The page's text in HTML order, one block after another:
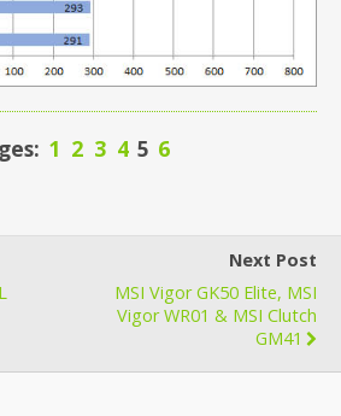
1 2 3 4 5 6
Next Post
MSI Vigor GK50 Elite, MSI
Vigor WR01 & MSI Clutch
GM41